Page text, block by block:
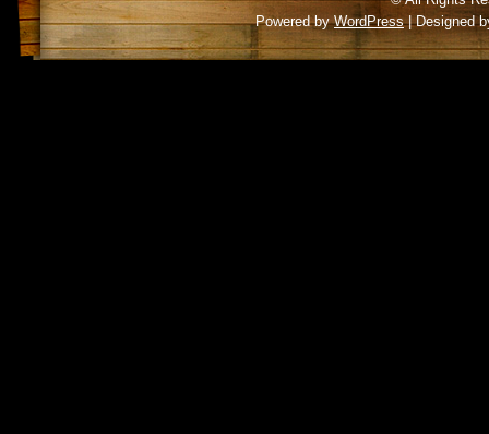
Powered byWordPress| Designed